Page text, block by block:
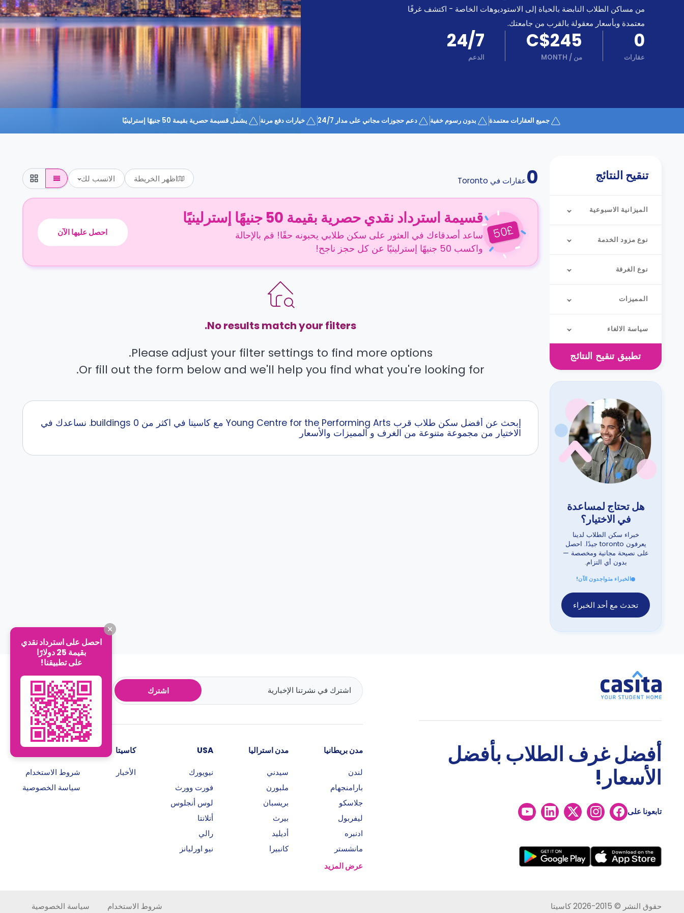
المساعدة
تعمل؟
من مساكن الطلاب النابضة بالحياة إلى الاستوديوهات الخاصة - اكتشف غرفًا
معتمدة وبأسعار معقولة بالقرب من جامعتك.
0
عقارات
C$245
من /
MONTH
24/7
الدعم
جميع العقارات معتمدة بدون رسوم خفية دعم حجوزات مجاني على مدار 24/7 خيارات دفع مرنة يشمل قسيمة حصرية بقيمة 50 جنيهًا إسترلينيًا
تنقيح النتائج
الميزانية الاسبوعية
نوع مزود الخدمة
نوع الغرفة
المميزات
سياسة الالغاء
تطبيق تنقيح النتائج
هل تحتاج لمساعدة
في الاختيار؟
خبراء سكن الطلاب لدينا
يعرفون toronto جيدًا. احصل
على نصيحة مجانية ومخصصة —
بدون أي التزام.
الخبراء متواجدون الآن!
تحدث مع أحد الخبراء
0عقارات في Toronto اظهر الخريطة الانسب لك
£
50
قسيمة استرداد نقدي حصرية بقيمة 50 جنيهًا إسترلينيًا
ساعد أصدقاءك في العثور على سكن طلابي يحبونه حقًا! قم بالإحالة
واكسب 50 جنيهًا إسترلينيًا عن كل حجز ناجح!
احصل عليها الآن
No results match your filters.
Please adjust your filter settings to find more options.
Or fill out the form below and we'll help you find what you're looking for.
إبحث عن أفضل سكن طلاب قرب Young Centre for the Performing Arts مع كاسيتا في اكثر من 0 buildings. نساعدك في
الاختيار من مجموعة متنوعة من الغرف و المميزات والأسعار
اشترك
أفضل غرف الطلاب بأفضل
الأسعار!
تابعونا على
مدن بريطانيا
لندن
بارامنجهام
جلاسكو
ليفربول
ادنبره
مانشستر
عرض المزيد
مدن استراليا
سيدني
ملبورن
بريسبان
بيرث
أديليد
كانبيرا
USA
نيويورك
فورت وورث
لوس أنجلوس
أتلانتا
رالي
نيو اورليانز
كاسيتا
الأخبار
روابط هامة
شروط الاستخدام
سياسة الخصوصية
حقوق النشر © 2015-2026 كاسيتا شروط الاستخدام سياسة الخصوصية
احصل على استرداد نقدي
بقيمة 25 دولارًا
على تطبيقنا!